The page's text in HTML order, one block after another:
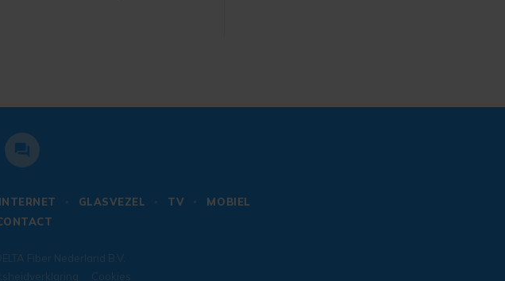
INTERNET GLASVEZEL TV
MOBIEL
Fiber Nederland B.V.
Cookies